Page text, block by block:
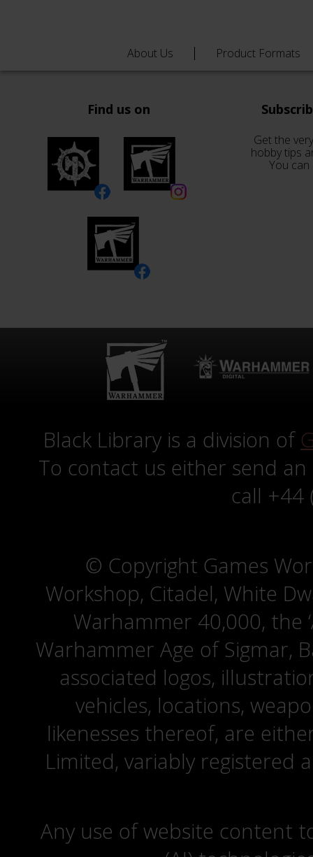
About Us Product Formats
Find us on
Get the
hobby tips
You
Black Library is a division of
To contact us either send
call +44
© Copyright Games
Workshop, Citadel, White
Warhammer 40,000, the
Warhammer Age of Sigmar,
associated logos,
vehicles, locations,
likenesses thereof, are
Limited, variably registered
Any use of website content